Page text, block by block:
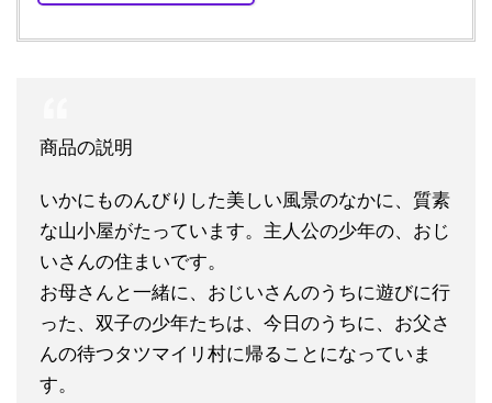
商品の説明
いかにものんびりした美しい風景のなかに、質素
な山小屋がたっています。主人公の少年の、おじ
いさんの住まいです。
お母さんと一緒に、おじいさんのうちに遊びに行
った、双子の少年たちは、今日のうちに、お父さ
んの待つタツマイリ村に帰ることになっていま
す。